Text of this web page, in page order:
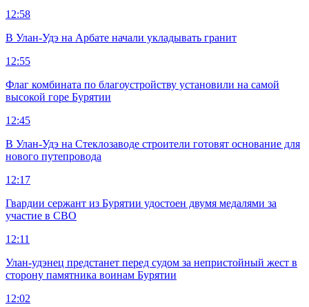
12:58
В Улан-Удэ на Арбате начали укладывать гранит
12:55
Флаг комбината по благоустройству установили на самой
высокой горе Бурятии
12:45
В Улан-Удэ на Стеклозаводе строители готовят основание для
нового путепровода
12:17
Гвардии сержант из Бурятии удостоен двумя медалями за
участие в СВО
12:11
Улан-удэнец предстанет перед судом за непристойный жест в
сторону памятника воинам Бурятии
12:02